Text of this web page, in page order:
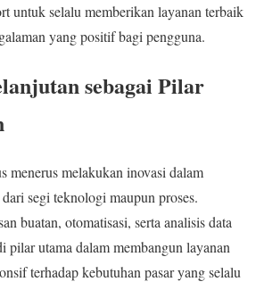
untuk selalu memberikan layanan terbaik
yang positif bagi pengguna.
sebagai Pilar
menerus melakukan inovasi dalam
segi teknologi maupun proses.
buatan, otomatisasi, serta analisis data
pilar utama dalam membangun layanan
terhadap kebutuhan pasar yang selalu